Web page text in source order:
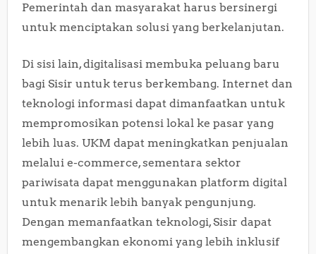
Pemerintah dan masyarakat harus bersinergi
untuk menciptakan solusi yang berkelanjutan.
Di sisi lain, digitalisasi membuka peluang baru
bagi Sisir untuk terus berkembang. Internet dan
teknologi informasi dapat dimanfaatkan untuk
mempromosikan potensi lokal ke pasar yang
lebih luas. UKM dapat meningkatkan penjualan
melalui e-commerce, sementara sektor
pariwisata dapat menggunakan platform digital
untuk menarik lebih banyak pengunjung.
Dengan memanfaatkan teknologi, Sisir dapat
mengembangkan ekonomi yang lebih inklusif